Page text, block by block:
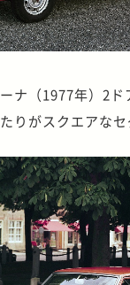
（1977年）2ド
りがスクエアなセ